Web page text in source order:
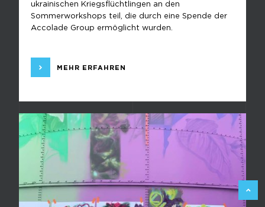
ukrainischen Kriegsflüchtlingen an den
Sommerworkshops teil, die durch eine Spende der
Accolade Group ermöglicht wurden.
MEHR ERFAHREN